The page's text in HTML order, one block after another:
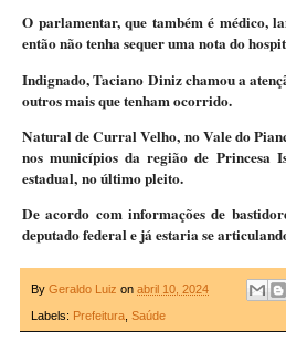
O parlamentar, que também é médico,
então não tenha sequer uma nota do
Indignado, Taciano Diniz chamou a
outros mais que tenham ocorrido.
Natural de Curral Velho, no Vale do
nos municípios da região de Princesa
estadual, no último pleito.
De acordo com informações de
deputado federal e já estaria se
By Geraldo Luiz on abril 10, 2024
Labels: Prefeitura Saúde